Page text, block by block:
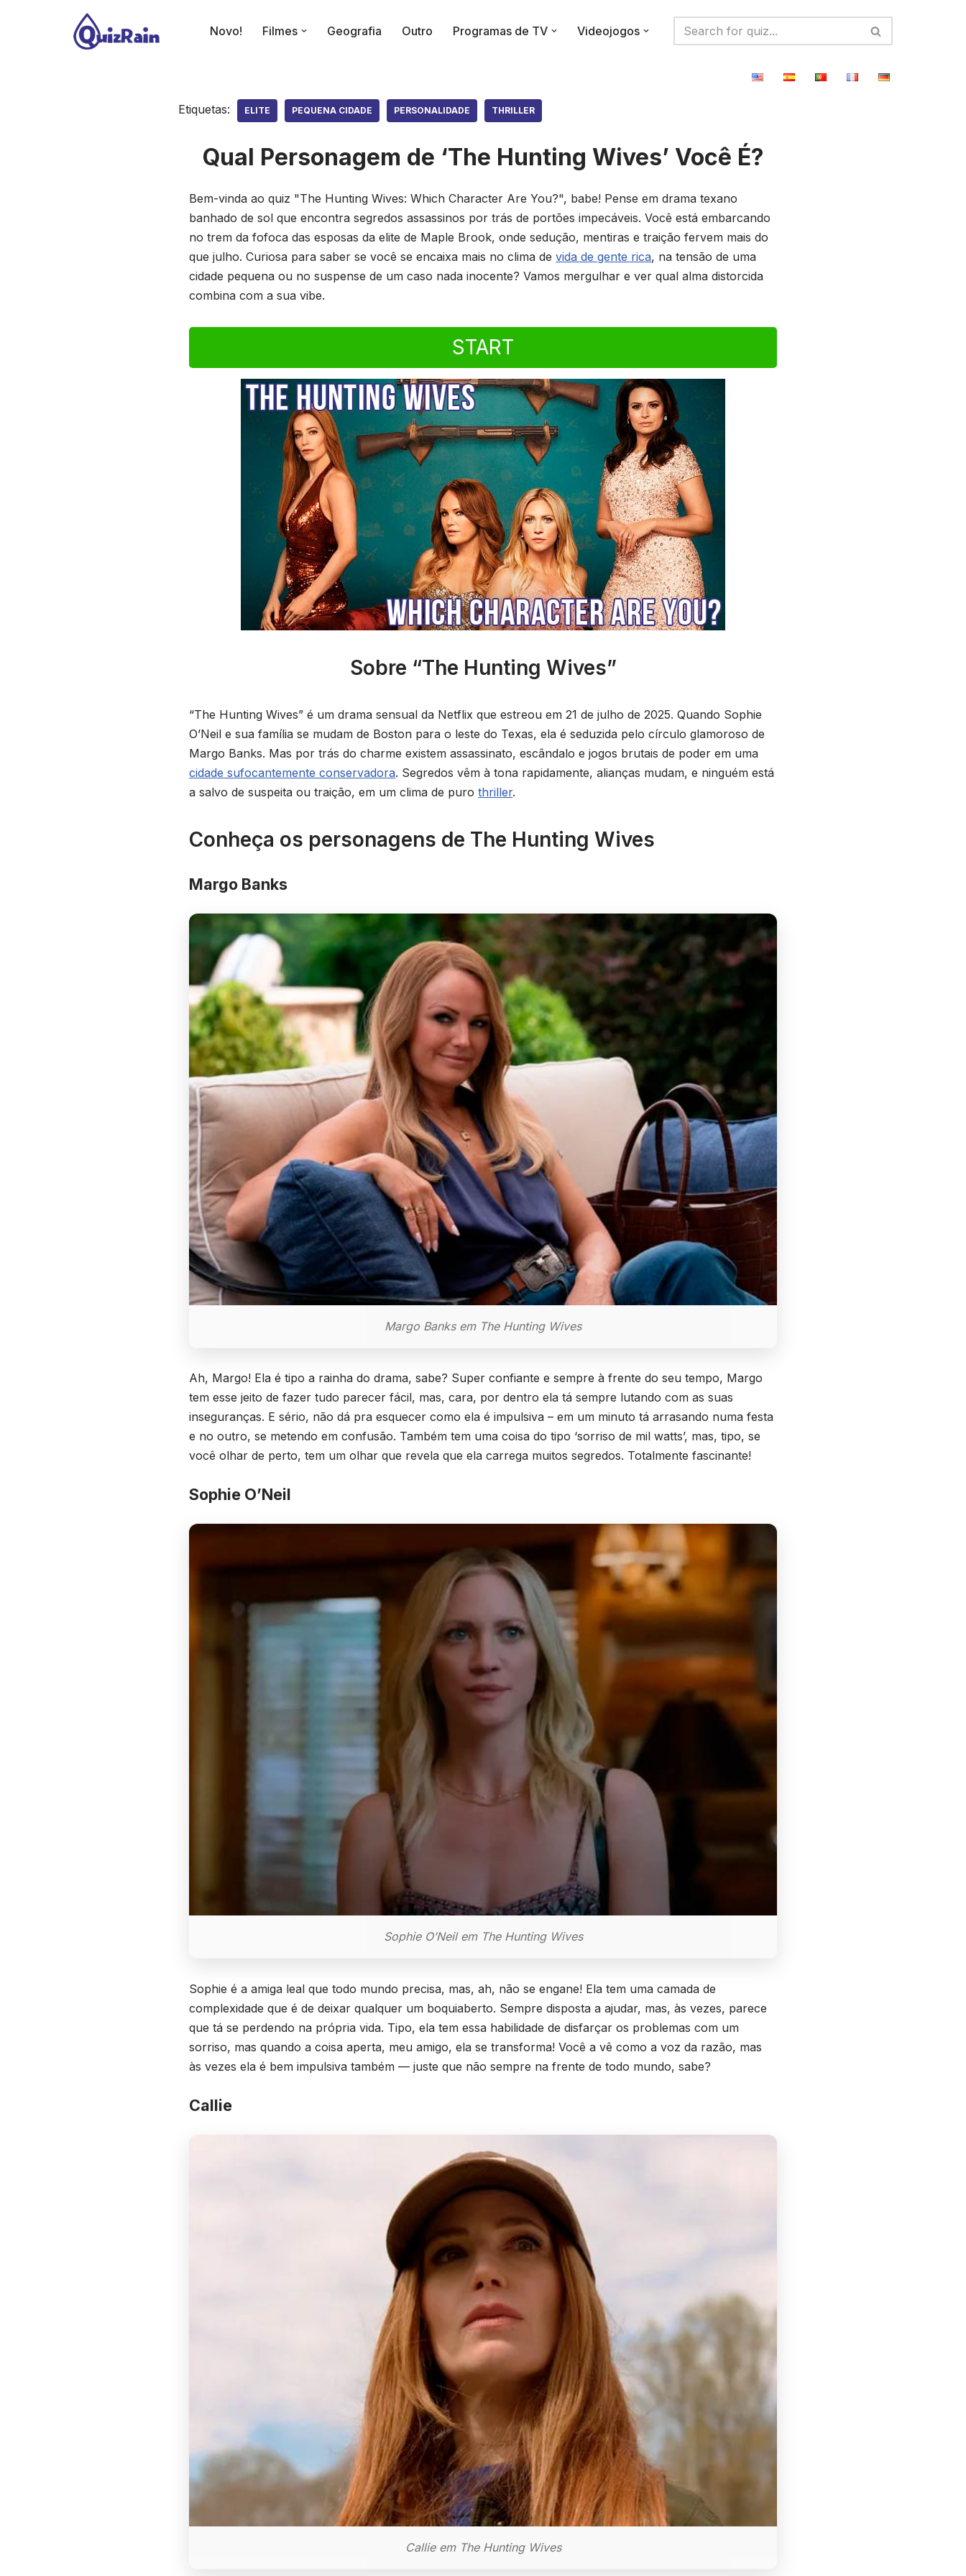
Novo! Filmes Geografia Outro Programas de TV Videojogos
Etiquetas: ELITE PEQUENA CIDADE PERSONALIDADE THRILLER
Qual Personagem de ‘The Hunting Wives’ Você É?
Bem-vinda ao quiz "The Hunting Wives: Which Character Are You?", babe! Pense em drama texano
banhado de sol que encontra segredos assassinos por trás de portões impecáveis. Você está embarcando
no trem da fofoca das esposas da elite de Maple Brook, onde sedução, mentiras e traição fervem mais do
que julho. Curiosa para saber se você se encaixa mais no clima devida de gente rica, na tensão de uma
cidade pequena ou no suspense de um caso nada inocente? Vamos mergulhar e ver qual alma distorcida
combina com a sua vibe.
START
Sobre “The Hunting Wives”
“The Hunting Wives” é um drama sensual da Netflix que estreou em 21 de julho de 2025. Quando Sophie
O’Neil e sua família se mudam de Boston para o leste do Texas, ela é seduzida pelo círculo glamoroso de
Margo Banks. Mas por trás do charme existem assassinato, escândalo e jogos brutais de poder em uma
cidade sufocantemente conservadora. Segredos vêm à tona rapidamente, alianças mudam, e ninguém está
a salvo de suspeita ou traição, em um clima de purothriller.
Conheça os personagens de The Hunting Wives
Margo Banks
Margo Banks em The Hunting Wives
Ah, Margo! Ela é tipo a rainha do drama, sabe? Super confiante e sempre à frente do seu tempo, Margo
tem esse jeito de fazer tudo parecer fácil, mas, cara, por dentro ela tá sempre lutando com as suas
inseguranças. E sério, não dá pra esquecer como ela é impulsiva – em um minuto tá arrasando numa festa
e no outro, se metendo em confusão. Também tem uma coisa do tipo ‘sorriso de mil watts’, mas, tipo, se
você olhar de perto, tem um olhar que revela que ela carrega muitos segredos. Totalmente fascinante!
Sophie O’Neil
Sophie O’Neil em The Hunting Wives
Sophie é a amiga leal que todo mundo precisa, mas, ah, não se engane! Ela tem uma camada de
complexidade que é de deixar qualquer um boquiaberto. Sempre disposta a ajudar, mas, às vezes, parece
que tá se perdendo na própria vida. Tipo, ela tem essa habilidade de disfarçar os problemas com um
sorriso, mas quando a coisa aperta, meu amigo, ela se transforma! Você a vê como a voz da razão, mas
às vezes ela é bem impulsiva também — juste que não sempre na frente de todo mundo, sabe?
Callie
Callie em The Hunting Wives